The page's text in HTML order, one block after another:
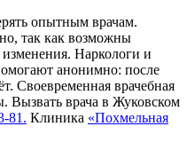
опытным врачам.
так как возможны
Наркологи и
анонимно: после
Своевременная врачебная
Вызвать врача в Жуковском
81. Клиника «Похмельная